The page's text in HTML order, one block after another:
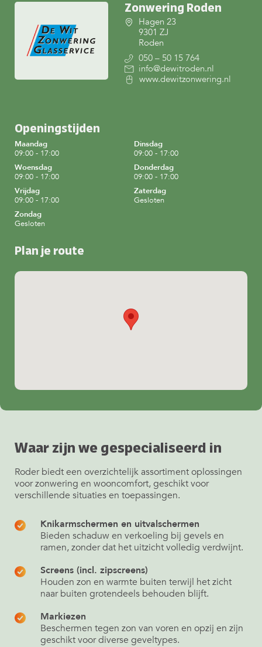
Zonwering Roden
Hagen 23
9301 ZJ
Roden
050 – 50 15 764
info@dewitroden.nl
www.dewitzonwering.nl
Openingstijden
Maandag
09:00 - 17:00
Dinsdag
09:00 - 17:00
Woensdag
09:00 - 17:00
Donderdag
09:00 - 17:00
Vrijdag
09:00 - 17:00
Zaterdag
Gesloten
Zondag
Gesloten
Plan je route
Waar zijn we gespecialiseerd in
Roder biedt een overzichtelijk assortiment oplossingen
voor zonwering en wooncomfort, geschikt voor
verschillende situaties en toepassingen.
Knikarmschermen en uitvalschermen
Bieden schaduw en verkoeling bij gevels en
ramen, zonder dat het uitzicht volledig verdwijnt.
Screens (incl. zipscreens)
Houden zon en warmte buiten terwijl het zicht
naar buiten grotendeels behouden blijft.
Markiezen
Beschermen tegen zon van voren en opzij en zijn
geschikt voor diverse geveltypes.